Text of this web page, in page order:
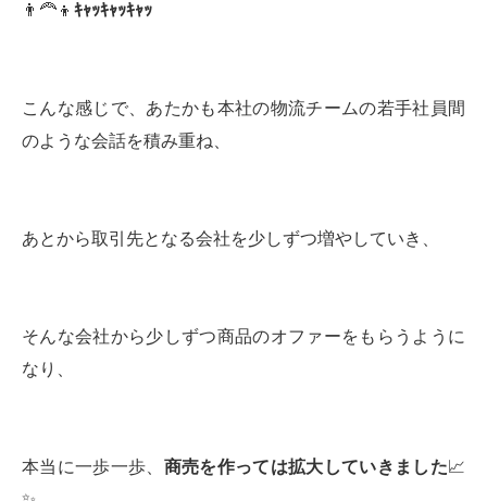
👨‍🦰👦 ｷｬｯｷｬｯｷｬｯ
こんな感じで、あたかも本社の物流チームの若手社員間
のような会話を積み重ね、
あとから取引先となる会社を少しずつ増やしていき、
そんな会社から少しずつ商品のオファーをもらうように
なり、
本当に一歩一歩、 商売を作っては拡大していきました📈